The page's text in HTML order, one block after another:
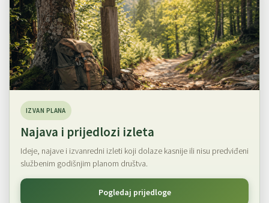
IZVAN PLANA
Najava i prijedlozi izleta
Ideje, najave i izvanredni izleti koji dolaze kasnije ili nisu predviđeni
službenim godišnjim planom društva.
Pogledaj prijedloge